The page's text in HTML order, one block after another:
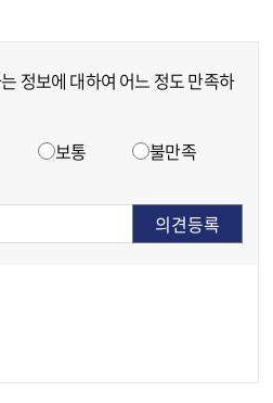
정보에 대하여 어느 정도 만족하
보통
불만족